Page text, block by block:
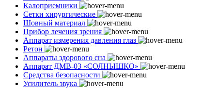
Калоприемники
Сетки хирургические
Шовный материал
Прибор лечения зрения
Аппарат измерения давления глаз
Ретон
Аппараты здорового сна
Аппарат ДМВ-03 «СОЛНЫШКО»
Средства безопасности
Усилитель звука